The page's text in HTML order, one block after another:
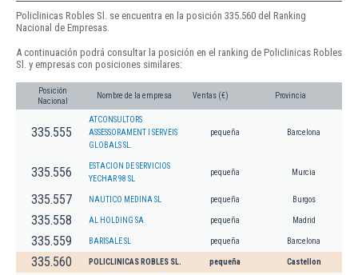
Policlinicas Robles Sl. se encuentra en la posición 335.560 del Ranking
Nacional de Empresas.
A continuación podrá consultar la posición en el ranking de Policlinicas Robles
Sl. y empresas con posiciones similares:
Posición
Nacional
Nombre de la empresa Ventas (€) Provincia
335.555
ATCONSULTORS
ASSESSORAMENT I SERVEIS
GLOBALS SL.
pequeña Barcelona
335.556
ESTACION DE SERVICIOS
YECHAR 98 SL
pequeña Murcia
335.557 NAUTICO MEDINA SL pequeña Burgos
335.558 AL HOLDING SA pequeña Madrid
335.559 BARISALE SL pequeña Barcelona
335.560 POLICLINICAS ROBLES SL. pequeña Castellon